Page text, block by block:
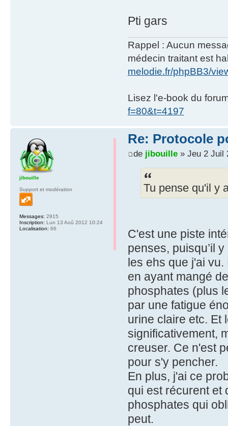
Pti gars
Rappel : Aucun
médecin traitant est
melodie.fr/phpBB3/
Lisez l'e-book du
f=80&t=4197
Re: Protocole
de jibouille» Jeu 2 Juil
Tu pense qu'il y
C'est une piste
penses, puisqu’il
les ehs que j'ai
en ayant mangé
phosphates (plus
par une fatigue
urine claire etc. Et
significativement,
creuser. Ce n'est
pour s'y pencher.
En plus, j'ai ce
qui est récurent et
phosphates qui
peut.
jibouille
Support et modération
Messages: 2915
Inscription: Lun 13 Aoû 2012 10:24
Localisation: 66